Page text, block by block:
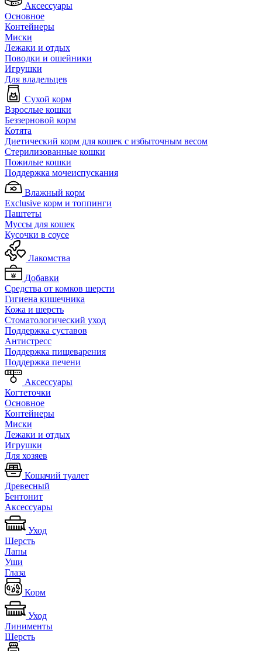
Аксессуары
Основное
Контейнеры
Миски
Лежаки и отдых
Поводки и ошейники
Игрушки
Для владельцев
Сухой корм
Взрослые кошки
Беззерновой корм
Котята
Диетический корм для кошек с избыточным весом
Стерилизованные кошки
Пожилые кошки
Поддержка мочеиспускания
Влажный корм
Exclusive корм и топпинги
Паштеты
Муссы для кошек
Кусочки в соусе
Лакомства
Добавки
Средства от комков шерсти
Гигиена кишечника
Кожа и шерсть
Cтоматологический уход
Поддержка суставов
Антистресс
Поддержка пищеварения
Поддержка печени
Аксессуары
Когтеточки
Основное
Контейнеры
Миски
Лежаки и отдых
Игрушки
Для хозяев
Кошачий туалет
Древесный
Бентонит
Аксессуары
Уход
Шерсть
Лапы
Уши
Глаза
Корм
Уход
Линименты
Шерсть